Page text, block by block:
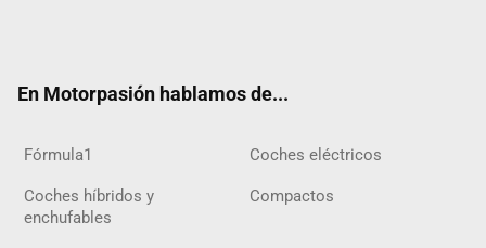
En Motorpasión hablamos de...
Fórmula1 Coches eléctricos
Coches híbridos y
enchufables
Compactos